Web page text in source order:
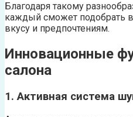
Благодаря такому
каждый сможет подобрать
вкусу и предпочтениям.
Инновационные
салона
1. Активная система